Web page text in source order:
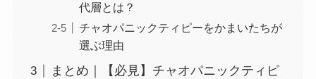
代層とは？
チャオパニックティピーをかまいたちが
選ぶ理由
まとめ｜【必見】チャオパニックティピ